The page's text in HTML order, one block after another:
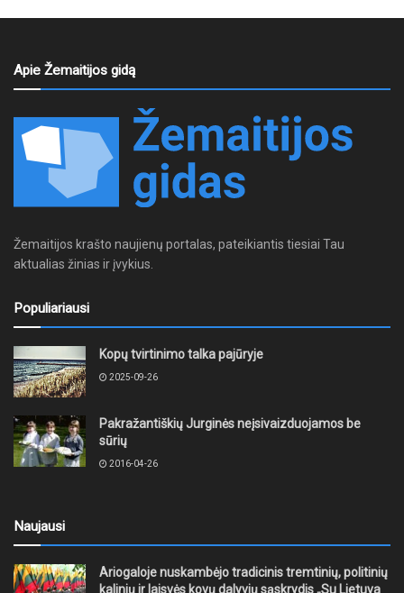
Apie Žemaitijos gidą
Žemaitijos krašto naujienų portalas, pateikiantis tiesiai Tau
aktualias žinias ir įvykius.
Populiariausi
Kopų tvirtinimo talka pajūryje
2025-09-26
Pakražantiškių Jurginės neįsivaizduojamos be
sūrių
2016-04-26
Naujausi
Ariogaloje nuskambėjo tradicinis tremtinių, politinių
kalinių ir laisvės kovų dalyvių sąskrydis „Su Lietuva